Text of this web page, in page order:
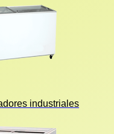
industriales